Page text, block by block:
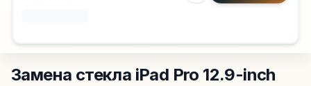
Замена стекла iPad Pro 12.9-inch